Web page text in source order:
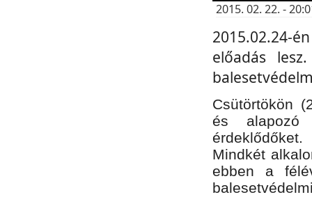
2015. 02. 22. -
2015.02.24-
előadás
Csütörtökön
és alapozó
érdeklődőket.
Mindkét
ebben a